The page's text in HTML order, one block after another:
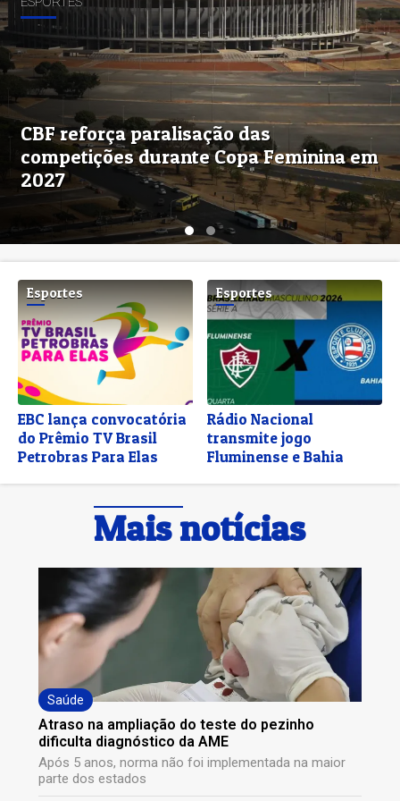
CBF reforça paralisação das
competições durante Copa Feminina em
2027
Esportes
EBC lança convocatória
do Prêmio TV Brasil
Petrobras Para Elas
Esportes
Rádio Nacional
transmite jogo
Fluminense e Bahia
Mais notícias
Saúde
Atraso na ampliação do teste do pezinho
dificulta diagnóstico da AME
Após 5 anos, norma não foi implementada na maior
parte dos estados